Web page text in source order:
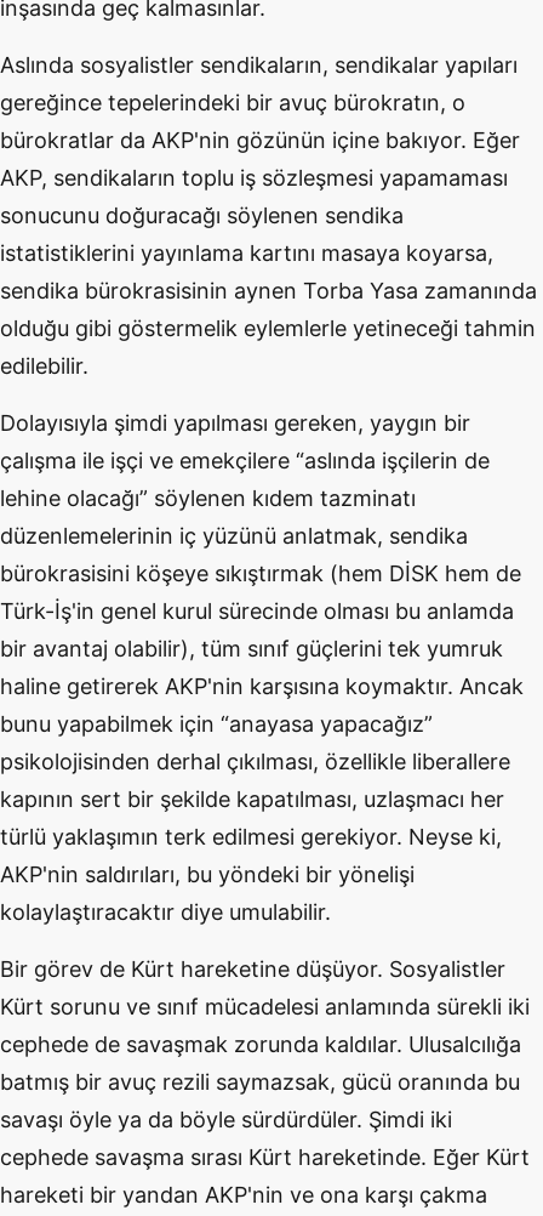
inşasında geç kalmasınlar.
Aslında sosyalistler sendikaların, sendikalar yapıları
gereğince tepelerindeki bir avuç bürokratın, o
bürokratlar da AKP'nin gözünün içine bakıyor. Eğer
AKP, sendikaların toplu iş sözleşmesi yapamaması
sonucunu doğuracağı söylenen sendika
istatistiklerini yayınlama kartını masaya koyarsa,
sendika bürokrasisinin aynen Torba Yasa zamanında
olduğu gibi göstermelik eylemlerle yetineceği tahmin
edilebilir.
Dolayısıyla şimdi yapılması gereken, yaygın bir
çalışma ile işçi ve emekçilere “aslında işçilerin de
lehine olacağı” söylenen kıdem tazminatı
düzenlemelerinin iç yüzünü anlatmak, sendika
bürokrasisini köşeye sıkıştırmak (hem DİSK hem de
Türk-İş'in genel kurul sürecinde olması bu anlamda
bir avantaj olabilir), tüm sınıf güçlerini tek yumruk
haline getirerek AKP'nin karşısına koymaktır. Ancak
bunu yapabilmek için “anayasa yapacağız”
psikolojisinden derhal çıkılması, özellikle liberallere
kapının sert bir şekilde kapatılması, uzlaşmacı her
türlü yaklaşımın terk edilmesi gerekiyor. Neyse ki,
AKP'nin saldırıları, bu yöndeki bir yönelişi
kolaylaştıracaktır diye umulabilir.
Bir görev de Kürt hareketine düşüyor. Sosyalistler
Kürt sorunu ve sınıf mücadelesi anlamında sürekli iki
cephede de savaşmak zorunda kaldılar. Ulusalcılığa
batmış bir avuç rezili saymazsak, gücü oranında bu
savaşı öyle ya da böyle sürdürdüler. Şimdi iki
cephede savaşma sırası Kürt hareketinde. Eğer Kürt
hareketi bir yandan AKP'nin ve ona karşı çakma